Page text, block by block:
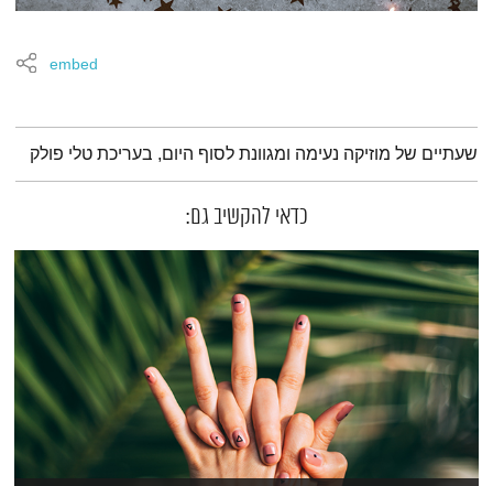
embed
תמצית הפודקאסט
שעתיים של מוזיקה נעימה ומגוונת לסוף היום, בעריכת טלי פולק
כדאי להקשיב גם: